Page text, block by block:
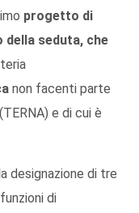
progetto di
della seduta, che
non facenti parte
e di cui è
designazione di tre
di